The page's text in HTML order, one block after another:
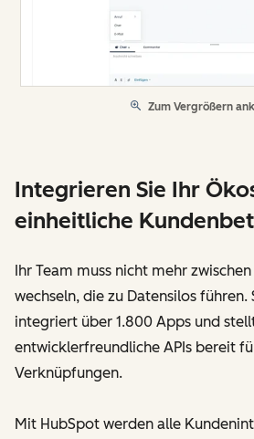
Zum Vergrößern
Integrieren Sie Ihr
einheitliche
Ihr Team muss nicht mehr
wechseln, die zu Datensilos führen.
integriert über 1.800 Apps und
entwicklerfreundliche APIs bereit
Verknüpfungen.
Mit HubSpot werden alle